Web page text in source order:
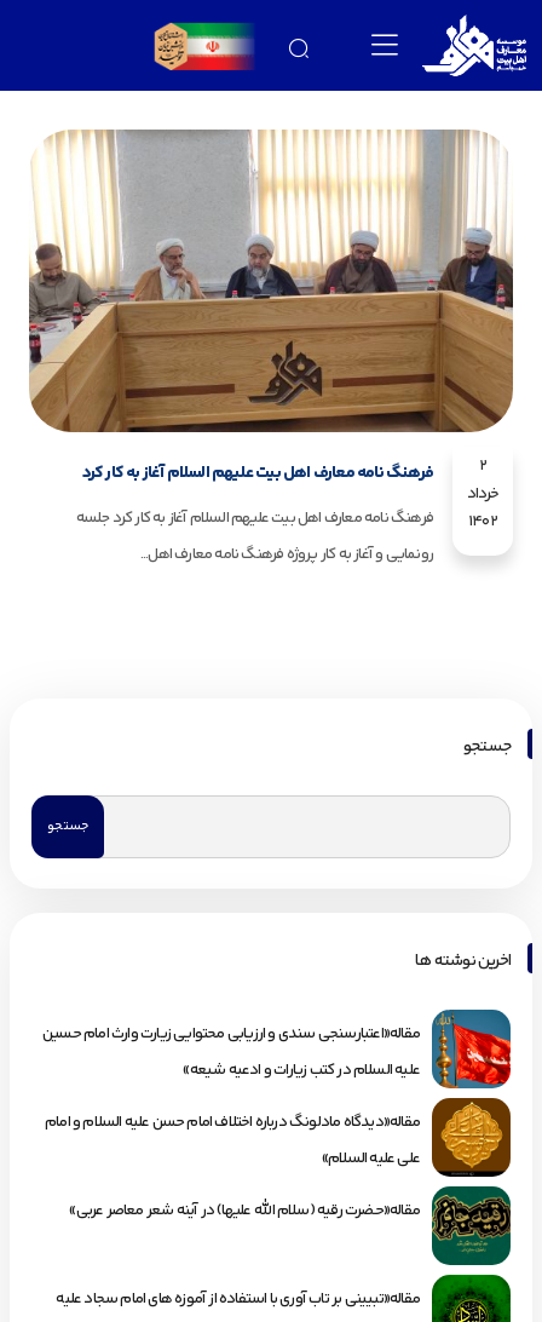
2
خرداد
1402
فرهنگ نامه معارف اهل بیت علیهم السلام آغاز به کار کرد
فرهنگ نامه معارف اهل بیت علیهم السلام آغاز به کار کرد جلسه
رونمایی و آغاز به کار پروژه فرهنگ نامه معارف اهل...
جستجو
اخرین نوشته ها
مقاله«اعتبارسنجی سندی و ارزیابی محتوایی زیارت وارث امام حسین
علیه السلام در کتب زیارات و ادعیه شیعه»
مقاله«دیدگاه مادلونگ درباره اختلاف امام حسن علیه السلام و امام
علی علیه السلام»
مقاله«حضرت رقیه (سلام الله علیها) در آینه شعر معاصر عربی»
مقاله«تبیینی بر تاب آوری با استفاده از آموزه های امام سجاد علیه